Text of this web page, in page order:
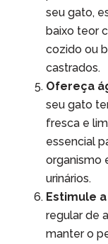
seu gato,
baixo teor
cozido ou
castrados.
Ofereça
seu gato
fresca e
essencial
organismo
urinários.
Estimule
regular de
manter o